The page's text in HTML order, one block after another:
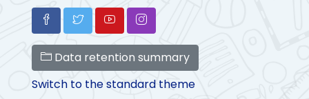
Data retention summary
Switch to the standard theme